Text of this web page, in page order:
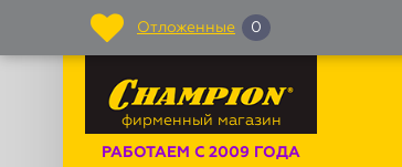
фирменный магазин
РАБОТАЕМ С 2009 ГОДА
Отложенные 0